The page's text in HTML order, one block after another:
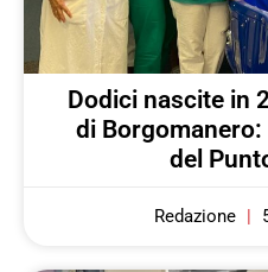
Dodici nascite in
di
del
Redazione